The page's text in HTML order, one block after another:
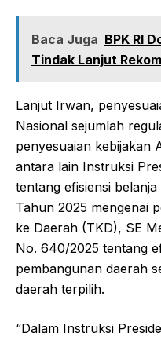
Baca Juga BPK RI
Tindak Lanjut
Lanjut Irwan,
Nasional sejumlah
penyesuaian kebijakan
antara lain Instruksi
tentang efisiensi
Tahun 2025 mengenai
ke Daerah (TKD), SE
No. 640/2025 tentang
pembangunan daerah
daerah terpilih.
“Dalam Instruksi